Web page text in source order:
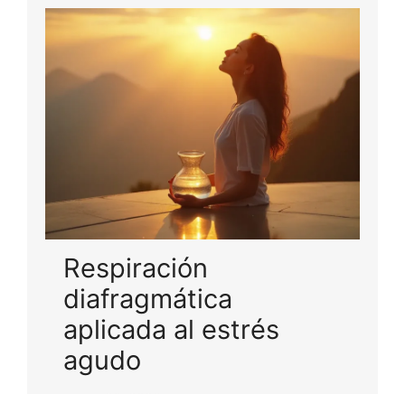
Respiración
diafragmática
aplicada al estrés
agudo